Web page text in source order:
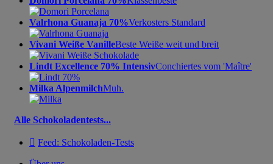
Valrhona Guanaja 70%Verkosters Standard
Vivani Weiße VanilleBeste Weiße weit und breit
Lindt Excellence 70% IntensivConchiertes vom 'Maître'
Milka AlpenmilchMuh.
Alle Schokoladentests...
 Feed: Schokoladen-Tests